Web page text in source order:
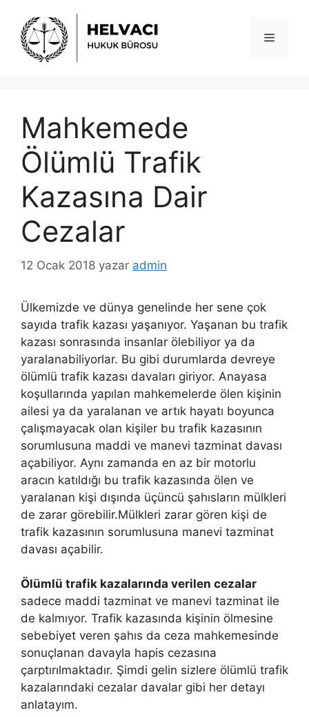
Menü
Mahkemede
Ölümlü Trafik
Kazasına Dair
Cezalar
12 Ocak 2018 yazar admin
Ülkemizde ve dünya genelinde her sene çok
sayıda trafik kazası yaşanıyor. Yaşanan bu trafik
kazası sonrasında insanlar ölebiliyor ya da
yaralanabiliyorlar. Bu gibi durumlarda devreye
ölümlü trafik kazası davaları giriyor. Anayasa
koşullarında yapılan mahkemelerde ölen kişinin
ailesi ya da yaralanan ve artık hayatı boyunca
çalışmayacak olan kişiler bu trafik kazasının
sorumlusuna maddi ve manevi tazminat davası
açabiliyor. Aynı zamanda en az bir motorlu
aracın katıldığı bu trafik kazasında ölen ve
yaralanan kişi dışında üçüncü şahısların mülkleri
de zarar görebilir.Mülkleri zarar gören kişi de
trafik kazasının sorumlusuna manevi tazminat
davası açabilir.
Ölümlü trafik kazalarında verilen cezalar
sadece maddi tazminat ve manevi tazminat ile
de kalmıyor. Trafik kazasında kişinin ölmesine
sebebiyet veren şahıs da ceza mahkemesinde
sonuçlanan davayla hapis cezasına
çarptırılmaktadır. Şimdi gelin sizlere ölümlü trafik
kazalarındaki cezalar davalar gibi her detayı
anlatayım.